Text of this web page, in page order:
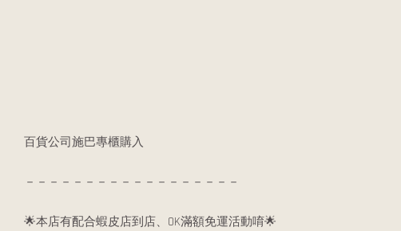
百貨公司施巴專櫃購入
－－－－－－－－－－－－－－－－－－
🌟本店有配合蝦皮店到店、OK滿額免運活動唷🌟